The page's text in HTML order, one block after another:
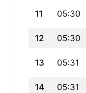
11 05:30
12 05:30
13 05:31
14 05:31